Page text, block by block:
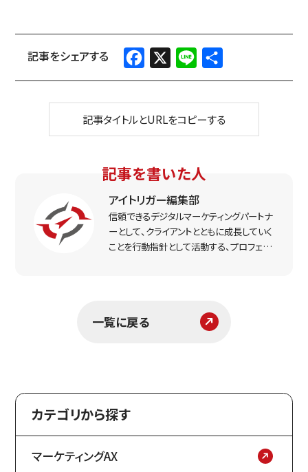
Facebook
X Line
記事タイトルとURLをコピーする
記事を書いた人
アイトリガー編集部
信頼できるデジタルマーケティングパートナ
ーとして、クライアントとともに成長していく
ことを行動指針として活動する、プロフェッ
一覧に戻る
カテゴリから探す
マーケティングAX